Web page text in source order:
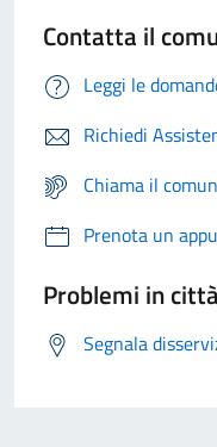
Contatta il
Leggi le
Richiedi
Chiama il
Prenota un
Problemi in città
Segnala